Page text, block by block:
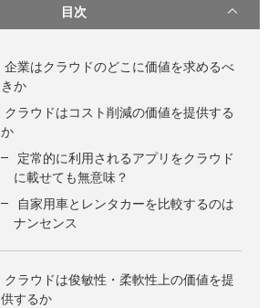
目次
企業はクラウドのどこに価値を求めるべ
きか
クラウドはコスト削減の価値を提供する
か
定常的に利用されるアプリをクラウド
に載せても無意味？
自家用車とレンタカーを比較するのは
ナンセンス
クラウドは俊敏性・柔軟性上の価値を提
供するか